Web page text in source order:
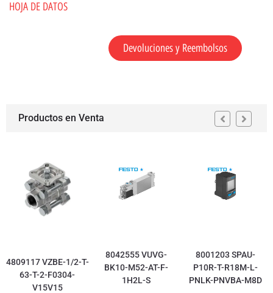
HOJA DE DATOS
Devoluciones y Reembolsos
Productos en Venta
4809117 VZBE-1/2-T-
63-T-2-F0304-
V15V15
8042555 VUVG-
BK10-M52-AT-F-
1H2L-S
8001203 SPAU-
P10R-T-R18M-L-
PNLK-PNVBA-M8D